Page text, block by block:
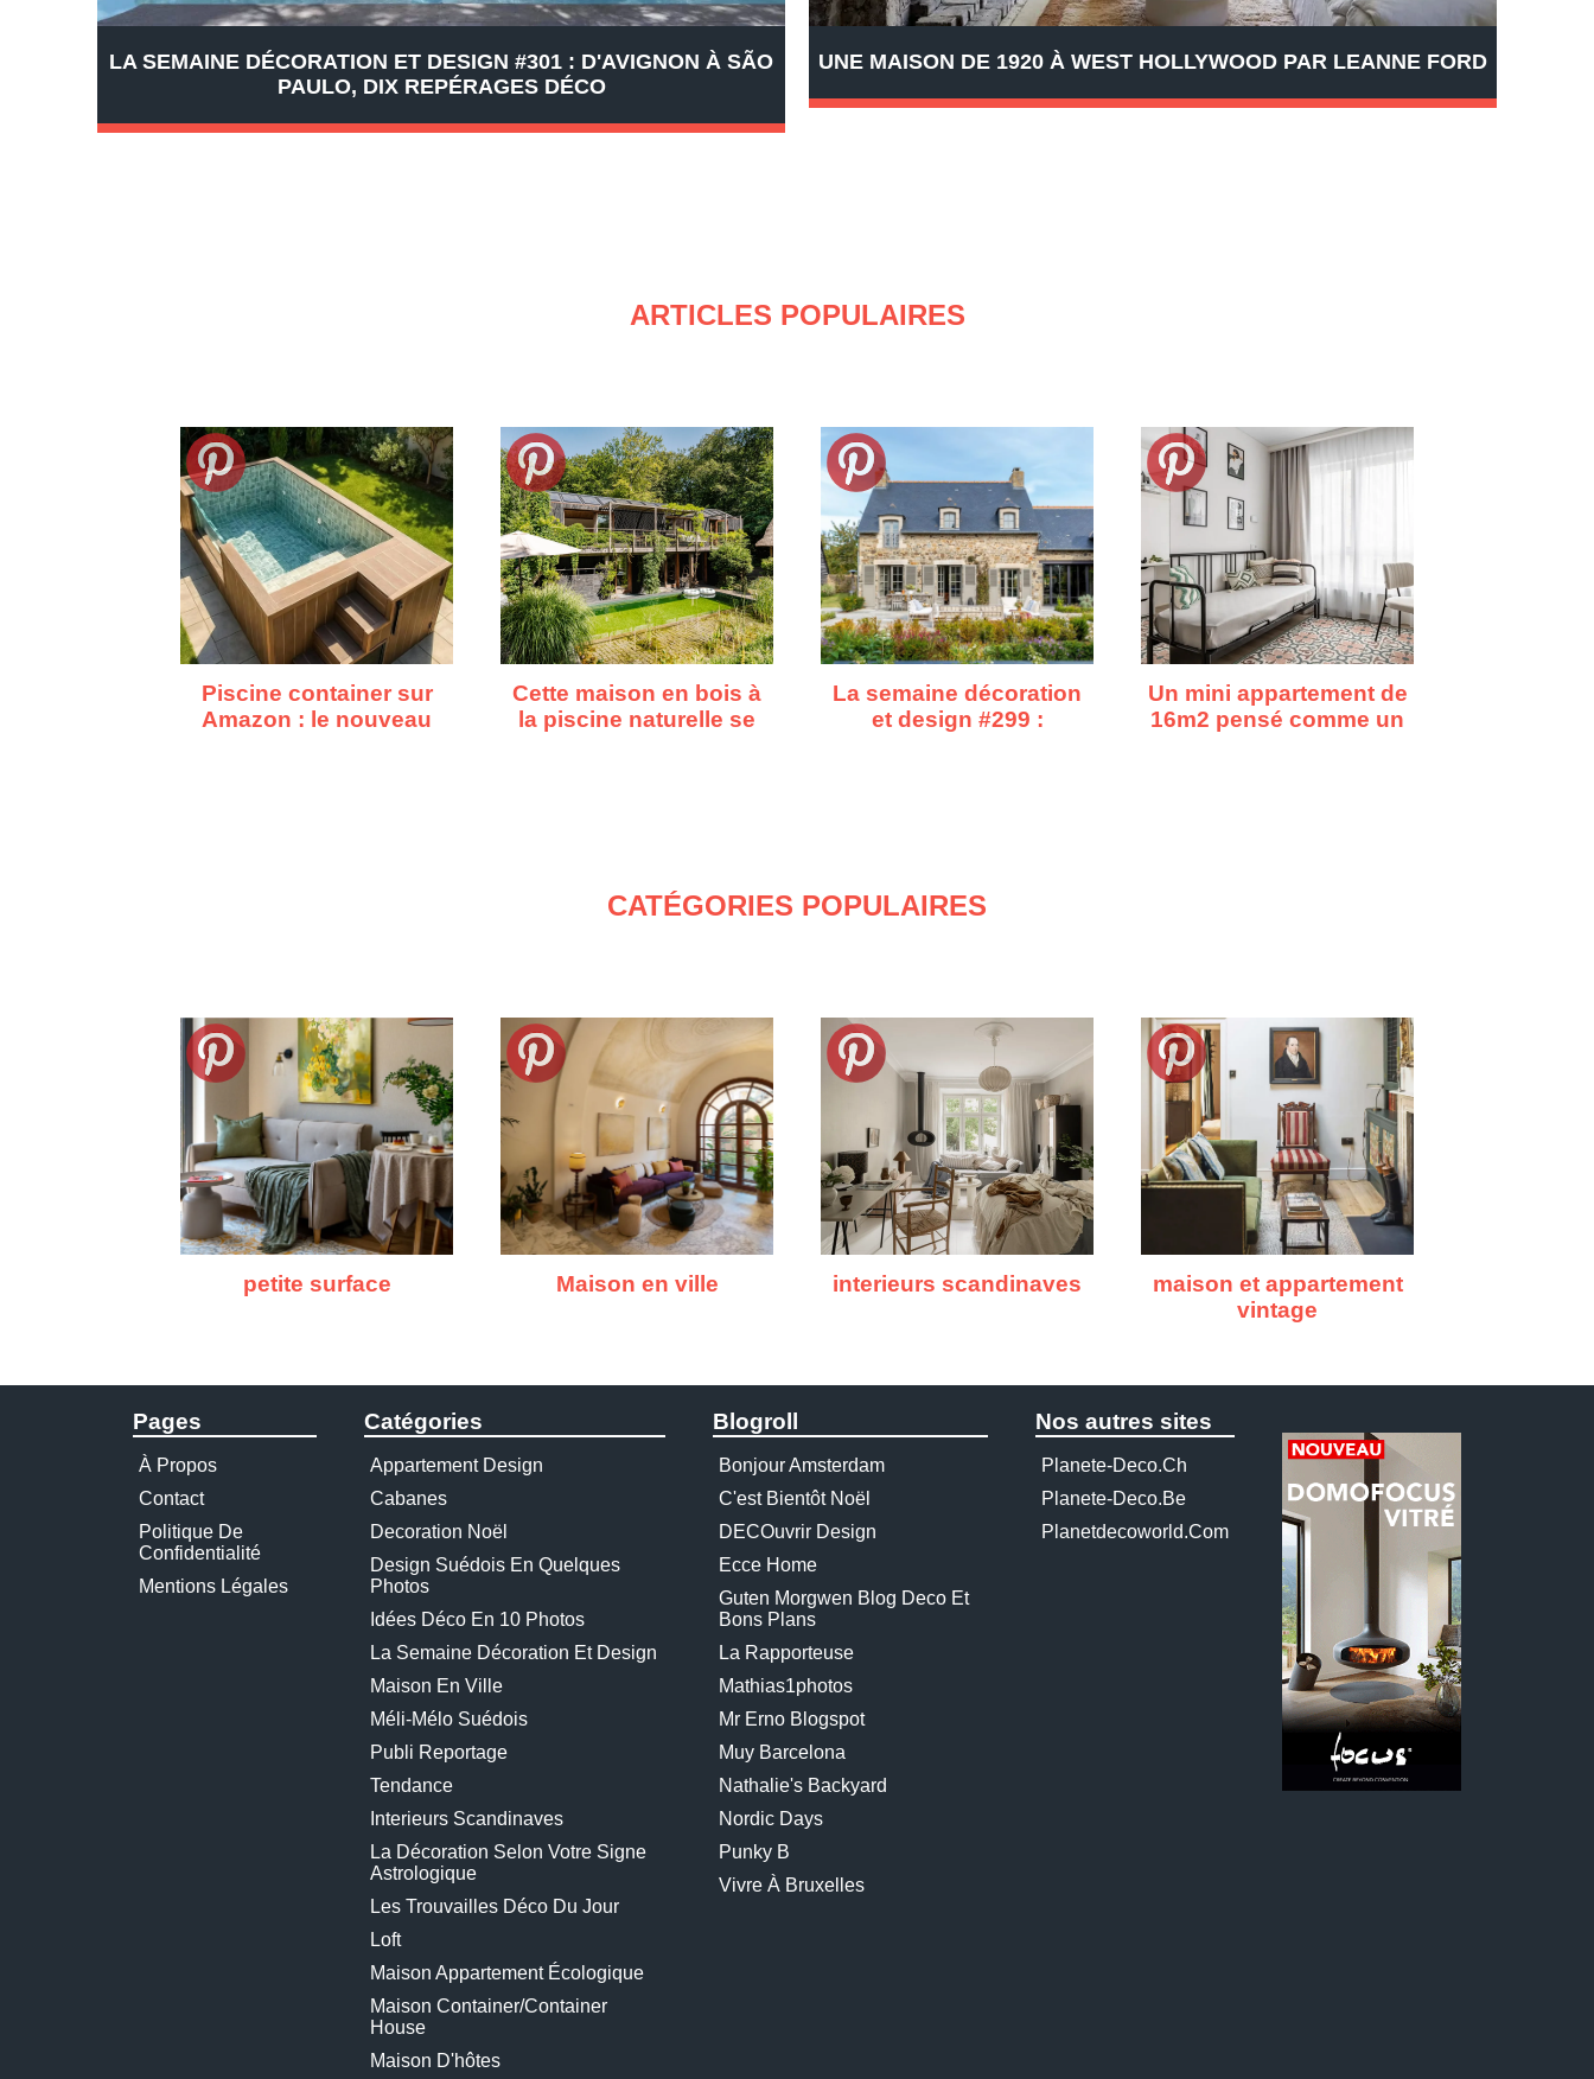
LA SEMAINE DÉCORATION ET DESIGN #301 : D'AVIGNON À SÃO
PAULO, DIX REPÉRAGES DÉCO
UNE MAISON DE 1920 À WEST HOLLYWOOD PAR LEANNE FORD
ARTICLES POPULAIRES
Piscine container sur
Amazon : le nouveau
Cette maison en bois à
la piscine naturelle se
La semaine décoration
et design #299 :
Un mini appartement de
16m2 pensé comme un
CATÉGORIES POPULAIRES
petite surface Maison en ville interieurs scandinaves
maison et appartement
vintage
Pages
À Propos
Contact
Politique De
Confidentialité
Mentions Légales
Catégories
Appartement Design
Cabanes
Decoration Noël
Design Suédois En Quelques
Photos
Idées Déco En 10 Photos
La Semaine Décoration Et Design
Maison En Ville
Méli-Mélo Suédois
Publi Reportage
Tendance
Interieurs Scandinaves
La Décoration Selon Votre Signe
Astrologique
Les Trouvailles Déco Du Jour
Loft
Maison Appartement Écologique
Maison Container/container
House
Maison D'hôtes
Blogroll
Bonjour Amsterdam
C'est Bientôt Noël
DECOuvrir Design
Ecce Home
Guten Morgwen Blog Deco Et
Bons Plans
La Rapporteuse
Mathias1photos
Mr Erno Blogspot
Muy Barcelona
Nathalie's Backyard
Nordic Days
Punky B
Vivre À Bruxelles
Nos autres sites
Planete-Deco.ch
Planete-Deco.be
Planetdecoworld.com